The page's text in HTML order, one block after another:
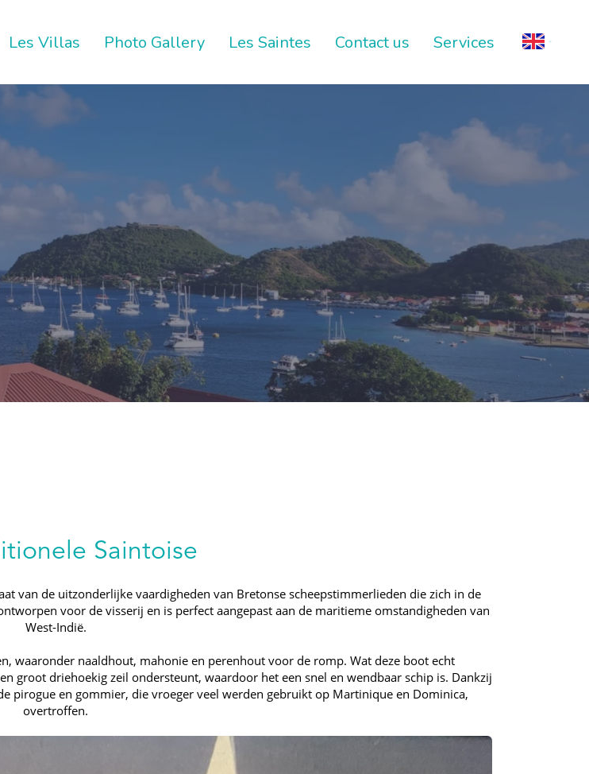
Les Villas Photo Gallery Les Saintes Contact us Services
Saintoise
van de uitzonderlijke vaardigheden van Bretonse scheepstimmerlieden die zich in de
voor de visserij en is perfect aangepast aan de maritieme omstandigheden van
West-Indië.
waaronder naaldhout, mahonie en perenhout voor de romp. Wat deze boot echt
groot driehoekig zeil ondersteunt, waardoor het een snel en wendbaar schip is. Dankzij
pirogue en gommier, die vroeger veel werden gebruikt op Martinique en Dominica,
overtroffen.